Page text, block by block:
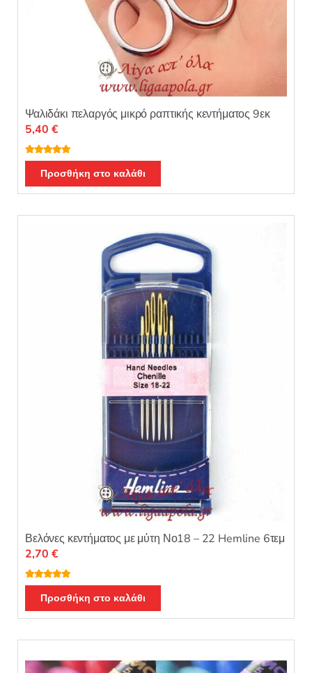
Ψαλιδάκι πελαργός μικρό ραπτικής κεντήματος 9εκ
Βαθμολογή
θηκε με 5.00
από 5
5,40 €
Προσθήκη στο καλάθι
Βελόνες κεντήματος με μύτη Νο18 – 22 Hemline 6τεμ
Βαθμολογή
θηκε με5.00
από 5
2,70 €
Προσθήκη στο καλάθι